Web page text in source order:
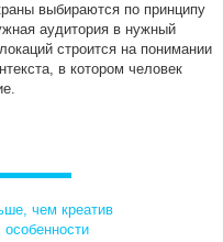
в интернете
Яндекс
выбираются по принципу
аудитория в нужный
строится на понимании
в котором человек
чем креатив